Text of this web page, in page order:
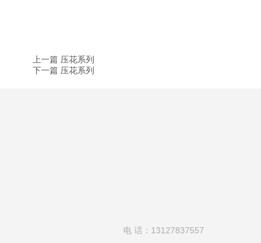
上一篇 压花系列
下一篇 压花系列
电 话：13127837557